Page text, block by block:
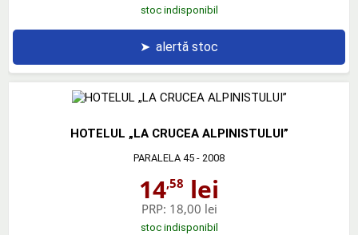
stoc indisponibil
➤ alertă stoc
HOTELUL „LA CRUCEA ALPINISTULUI”
PARALELA 45 - 2008
14,58 lei
PRP: 18,00 lei
stoc indisponibil